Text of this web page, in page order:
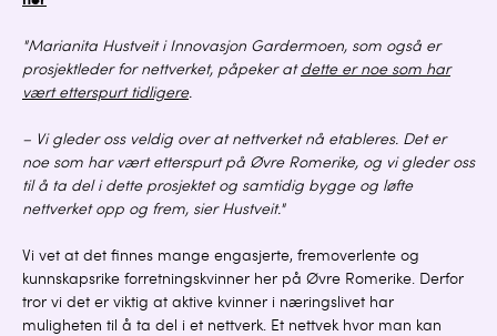
"Marianita Hustveit i Innovasjon Gardermoen, som også er
prosjektleder for nettverket, påpeker at dette er noe som har
vært etterspurt tidligere.
– Vi gleder oss veldig over at nettverket nå etableres. Det er
noe som har vært etterspurt på Øvre Romerike, og vi gleder oss
til å ta del i dette prosjektet og samtidig bygge og løfte
nettverket opp og frem, sier Hustveit."
Vi vet at det finnes mange engasjerte, fremoverlente og
kunnskapsrike forretningskvinner her på Øvre Romerike. Derfor
tror vi det er viktig at aktive kvinner i næringslivet har
muligheten til å ta del i et nettverk. Et nettvek hvor man kan